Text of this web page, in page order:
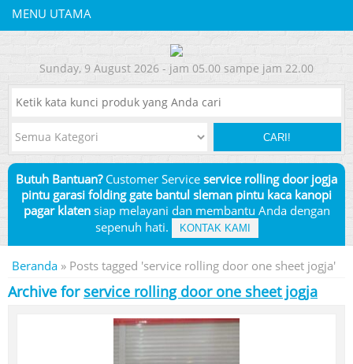
MENU UTAMA
Sunday, 9 August 2026 - jam 05.00 sampe jam 22.00
CARI!
Butuh Bantuan?Customer Service service rolling door jogja
pintu garasi folding gate bantul sleman pintu kaca kanopi
pagar klaten siap melayani dan membantu Anda dengan
sepenuh hati.
KONTAK KAMI
Beranda » Posts tagged 'service rolling door one sheet jogja'
Archive for service rolling door one sheet jogja